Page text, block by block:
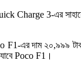
Charge 3-এর
F1-এর দাম ২০,৯৯৯
Poco F1।